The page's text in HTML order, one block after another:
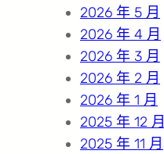
2026 年 5 月
2026 年 4 月
2026 年 3 月
2026 年 2 月
2026 年 1 月
2025 年 12 月
2025 年 11 月